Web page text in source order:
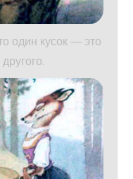
один кусок — это